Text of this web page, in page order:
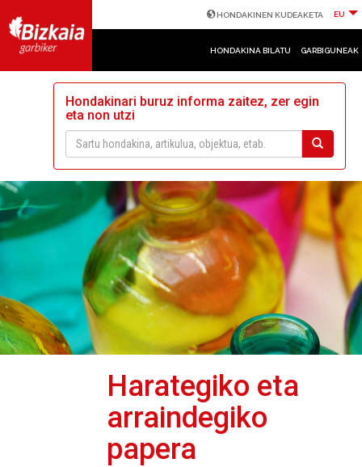
HONDAKINEN KUDEAKETA EU
HONDAKINA BILATU GARBIGUNEAK
Hondakinari buruz informa zaitez, zer egin
eta non utzi
Harategiko eta
arraindegiko
papera